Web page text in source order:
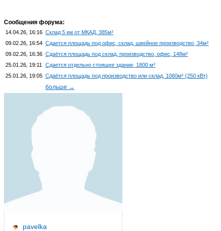
Сообщения форума:
14.04.26, 16:16 Склад 5 км от МКАД, 385м²
09.02.26, 16:54 Сдается площадь под офис, склад, швейное производство, 34м²
09.02.26, 16:36 Сдаётся площадь под склад, производство, офис, 148м²
25.01.26, 19:11
Сдается отдельно стоящее здание, 1800 м²
25.01.26, 19:05 Сдаётся площадь под производство или склад, 1060м² (250 кВт)
больше →
pavelka